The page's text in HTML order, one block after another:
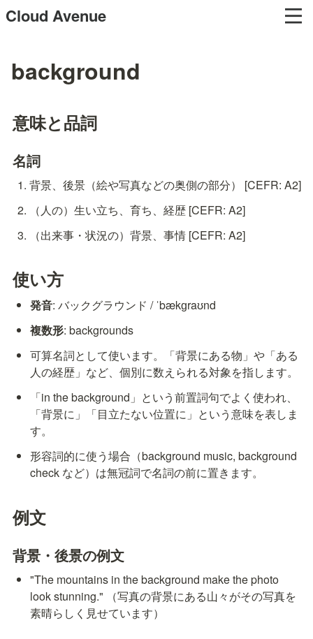
Cloud Avenue
background
意味と品詞
名詞
背景、後景（絵や写真などの奥側の部分） [CEFR: A2]
（人の）生い立ち、育ち、経歴 [CEFR: A2]
（出来事・状況の）背景、事情 [CEFR: A2]
使い方
発音: バックグラウンド / ˈbækɡraʊnd
複数形: backgrounds
可算名詞として使います。「背景にある物」や「ある
人の経歴」など、個別に数えられる対象を指します。
「in the background」という前置詞句でよく使われ、
「背景に」「目立たない位置に」という意味を表しま
す。
形容詞的に使う場合（background music, background
check など）は無冠詞で名詞の前に置きます。
例文
背景・後景の例文
"The mountains in the background make the photo
look stunning." （写真の背景にある山々がその写真を
素晴らしく見せています）